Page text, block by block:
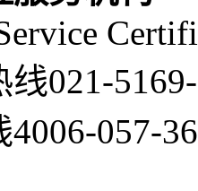
线021-
4006-057-